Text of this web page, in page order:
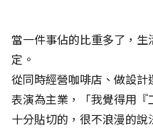
當一件事佔的比重多了，
定。
從同時經營咖啡店、做設
表演為主業，「我覺得用
十分貼切的，很不浪漫的